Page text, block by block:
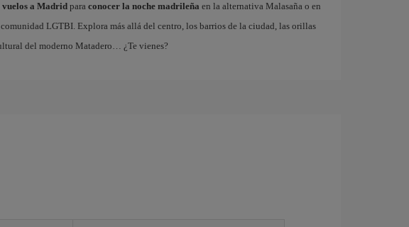
vuelos a Madridpara conocer la noche madrileña en la alternativa Malasaña o en
LGTBI. Explora más allá del centro, los barrios de la ciudad, las orillas
del moderno Matadero… ¿Te vienes?